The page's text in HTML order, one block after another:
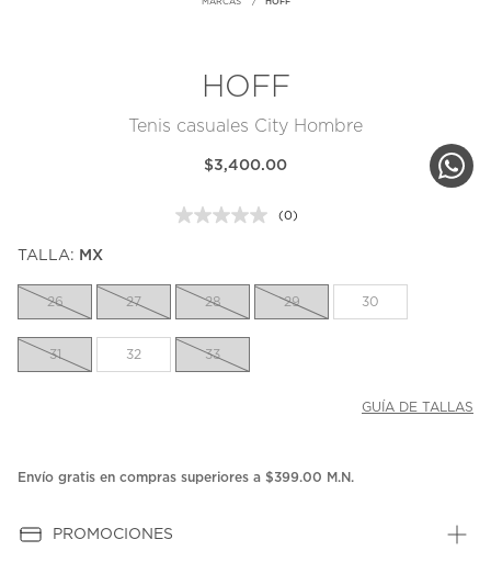
MARCAS HOFF
HOFF
Tenis casuales City Hombre
$3,400.00
Sin
la
misma
(0)
TALLA: MX
26 27 28 29 30
31 32 33
GUÍA DE TALLAS
Envío gratis en compras superiores a $399.00 M.N.
PROMOCIONES